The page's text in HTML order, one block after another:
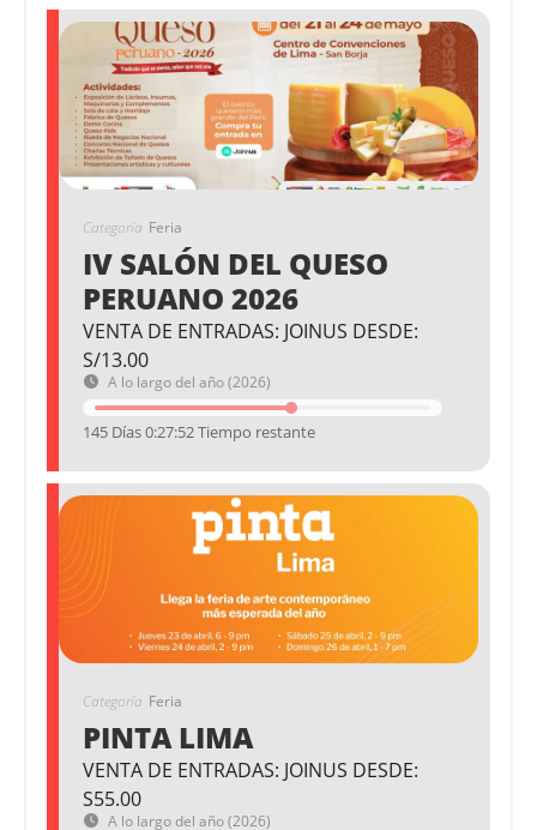
Categoría Feria
IV SALÓN DEL QUESO
PERUANO 2026
VENTA DE ENTRADAS: JOINUS DESDE:
S/13.00
A lo largo del año (2026)
145 Días 0:27:52 Tiempo restante
Categoría Feria
PINTA LIMA
VENTA DE ENTRADAS: JOINUS DESDE:
S55.00
A lo largo del año (2026)